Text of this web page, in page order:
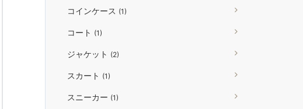
コインケース (1)
コート (1)
ジャケット (2)
スカート (1)
スニーカー (1)